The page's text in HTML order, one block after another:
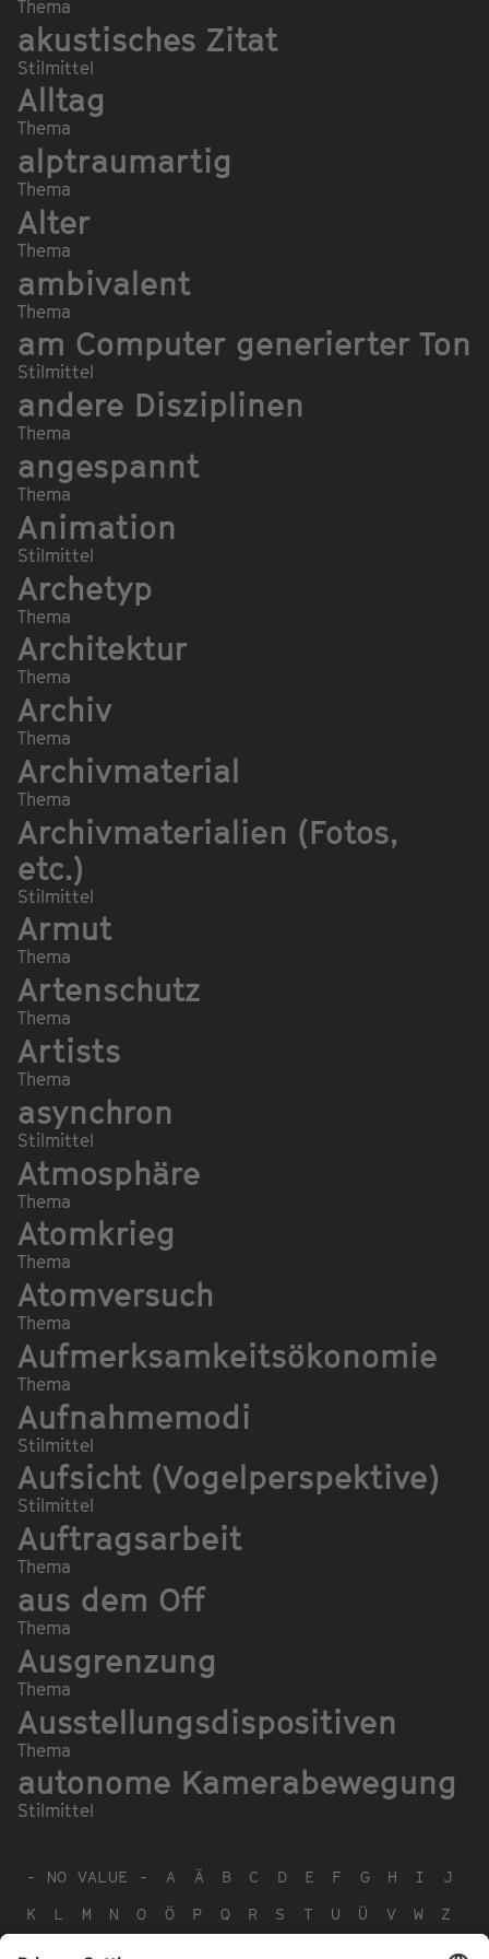
Thema
akustisches Zitat
Stilmittel
Alltag
Thema
alptraumartig
Thema
Alter
Thema
ambivalent
Thema
am Computer generierter Ton
Stilmittel
andere Disziplinen
Thema
angespannt
Thema
Animation
Stilmittel
Archetyp
Thema
Architektur
Thema
Archiv
Thema
Archivmaterial
Thema
Archivmaterialien (Fotos,
etc.)
Stilmittel
Armut
Thema
Artenschutz
Thema
Artists
Thema
asynchron
Stilmittel
Atmosphäre
Thema
Atomkrieg
Thema
Atomversuch
Thema
Aufmerksamkeitsökonomie
Thema
Aufnahmemodi
Stilmittel
Aufsicht (Vogelperspektive)
Stilmittel
Auftragsarbeit
Thema
aus dem Off
Thema
Ausgrenzung
Thema
Ausstellungsdispositiven
Thema
autonome Kamerabewegung
Stilmittel
- NO VALUE - A Ä B C D E F G H I
J
K
L M N O Ö P Q R S T U Ü V W Z